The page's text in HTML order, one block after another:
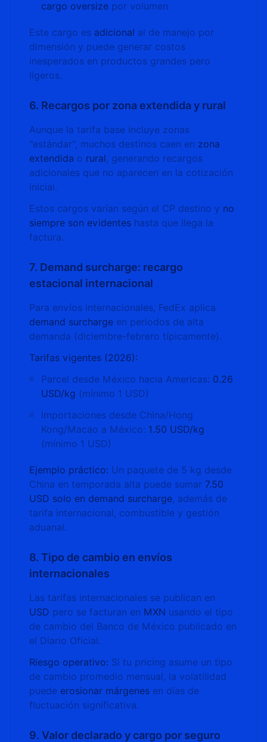
cargo oversize por volumen
Este cargo es adicional al de manejo por
dimensión y puede generar costos
inesperados en productos grandes pero
ligeros.
6. Recargos por zona extendida y rural
Aunque la tarifa base incluye zonas
"estándar", muchos destinos caen en zona
extendida o rural, generando recargos
adicionales que no aparecen en la cotización
inicial.
Estos cargos varían según el CP destino y no
siempre son evidentes hasta que llega la
factura.
7. Demand surcharge: recargo
estacional internacional
Para envíos internacionales, FedEx aplica
demand surcharge en periodos de alta
demanda (diciembre-febrero típicamente).
Tarifas vigentes (2026):
Parcel desde México hacia Americas: 0.26
USD/kg (mínimo 1 USD)
Importaciones desde China/Hong
Kong/Macao a México: 1.50 USD/kg
(mínimo 1 USD)
Ejemplo práctico: Un paquete de 5 kg desde
China en temporada alta puede sumar 7.50
USD solo en demand surcharge, además de
tarifa internacional, combustible y gestión
aduanal.
8. Tipo de cambio en envíos
internacionales
Las tarifas internacionales se publican en
USD pero se facturan en MXN usando el tipo
de cambio del Banco de México publicado en
el Diario Oficial.
Riesgo operativo: Si tu pricing asume un tipo
de cambio promedio mensual, la volatilidad
puede erosionar márgenes en días de
fluctuación significativa.
9. Valor declarado y cargo por seguro